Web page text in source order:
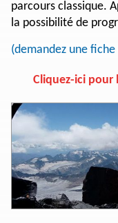
parcours classique.
la possibilité de
(demandez une
Cliquez-ici pour